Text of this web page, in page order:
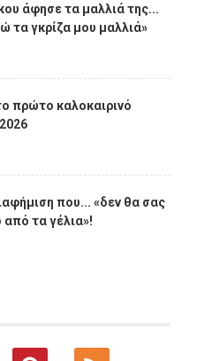
άφησε τα μαλλιά της...
τα γκρίζα μου μαλλιά»
πρώτο καλοκαιρινό
που... «δεν θα σας
τα γέλια»!